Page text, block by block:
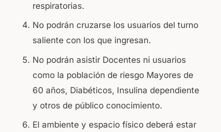
respiratorias.
No podrán cruzarse los usuarios del turno
saliente con los que ingresan.
No podrán asistir Docentes ni usuarios
como la población de riesgo Mayores de
60 años, Diabéticos, Insulina dependiente
y otros de público conocimiento.
El ambiente y espacio físico deberá estar